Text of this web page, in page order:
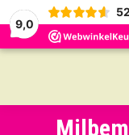
9,0